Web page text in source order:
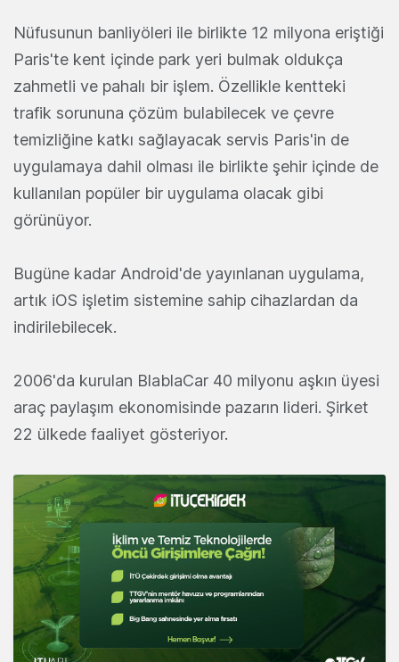
Nüfusunun banliyöleri ile birlikte 12 milyona eriştiği
Paris'te kent içinde park yeri bulmak oldukça
zahmetli ve pahalı bir işlem. Özellikle kentteki
trafik sorununa çözüm bulabilecek ve çevre
temizliğine katkı sağlayacak servis Paris'in de
uygulamaya dahil olması ile birlikte şehir içinde de
kullanılan popüler bir uygulama olacak gibi
görünüyor.
Bugüne kadar Android'de yayınlanan uygulama,
artık iOS işletim sistemine sahip cihazlardan da
indirilebilecek.
2006'da kurulan BlablaCar 40 milyonu aşkın üyesi
araç paylaşım ekonomisinde pazarın lideri. Şirket
22 ülkede faaliyet gösteriyor.